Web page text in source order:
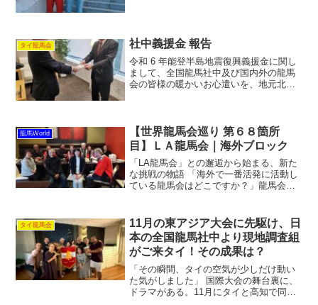
タイ龍馬会 社中義援金 報告
令和 6 年能登半島地震復興義援金に関し
まして、全国龍馬社中及び国内外の龍馬
会の皆様の暖かいお心遣いを、地元北國
山田 友一 報...
龍馬World
【世界龍馬会巡り 第６８箇所
目】ＬＡ龍馬会｜海外ブロック
「LA龍馬会」との邂逅から始まる、新た
な挑戦の物語 「海外で一番活発に活動し
ている龍馬会はどこですか？」龍馬会に
でした。私が初めて彼らを目にしたの
は、第30回全国龍馬...
タイ龍馬会
11月の東アジア大会に先駆け、日
本の全国龍馬社中より現地調査組
がご来タイ！その成果は？
「その瞬間、タイの空気が少しだけ動い
た気がしました」 国際大会の舞台裏に、
ドラマがある。11月にタイと高知で同時